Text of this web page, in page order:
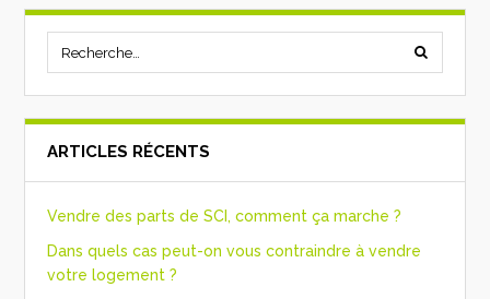
ARTICLES RÉCENTS
Vendre des parts de SCI, comment ça marche ?
Dans quels cas peut-on vous contraindre à vendre
votre logement ?